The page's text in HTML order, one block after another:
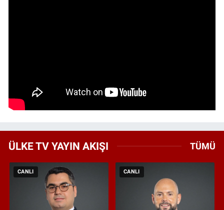
ÜLKE TV YAYIN AKIŞI TÜMÜ
CANLI CANLI